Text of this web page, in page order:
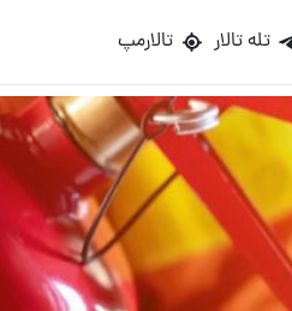
تله تالار تالارمپ